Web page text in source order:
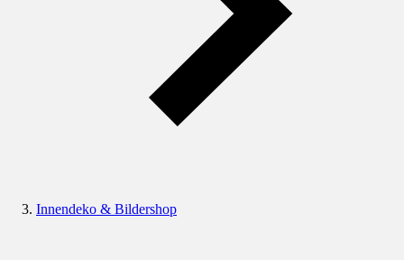
Innendeko & Bildershop